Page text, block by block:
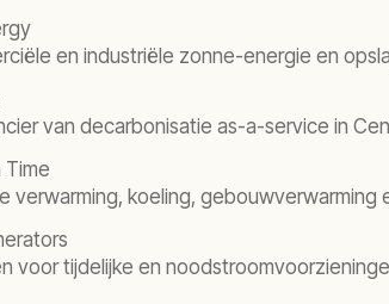
en industriële zonne-energie en
van decarbonisatie as-a-service in
Time
verwarming, koeling,
voor tijdelijke en